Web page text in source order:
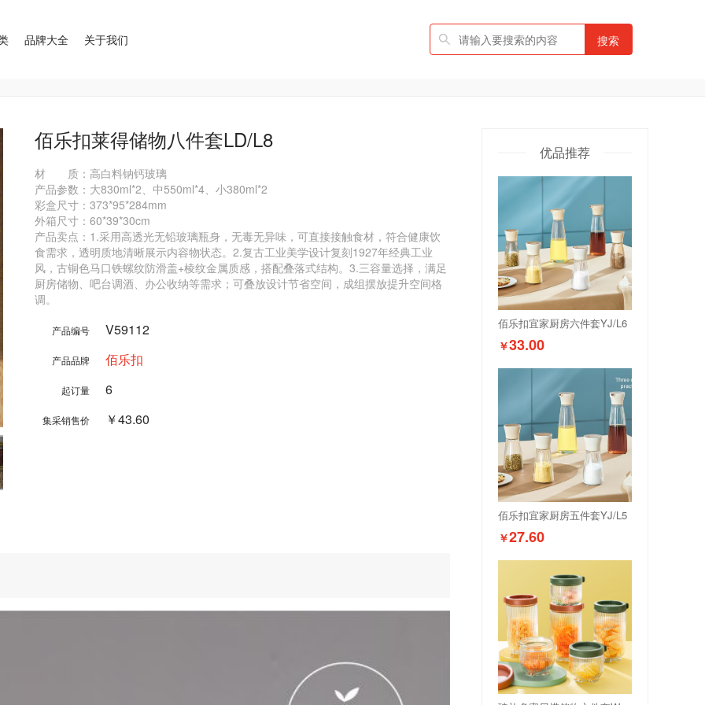
品牌大全 关于我们 搜索
佰乐扣莱得储物八件套LD/L8
材       质：高白料钠钙玻璃
产品参数：大830ml*2、中550ml*4、小380ml*2
彩盒尺寸：373*95*284mm
外箱尺寸：60*39*30cm
产品卖点：1.采用高透光无铅玻璃瓶身，无毒无异味，可直接接触食材，符合健康饮
食需求，透明质地清晰展示内容物状态。​2.复古工业美学设计复刻1927年经典工业
风，古铜色马口铁螺纹防滑盖+棱纹金属质感，搭配叠落式结构。​3.三容量选择，满足
厨房储物、吧台调酒、办公收纳等需求；可叠放设计节省空间，成组摆放提升空间格
产品编号 V59112
产品品牌 佰乐扣
起订量 6
集采销售价 ￥43.60
优品推荐
佰乐扣宜家厨房六件套YJ/L6
￥33.00
佰乐扣宜家厨房五件套YJ/L5
￥27.60